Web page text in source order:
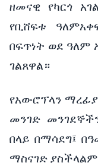
ዘመናዊ የካርጎ
የቢሸፍቱ
በፍጥነት ወደ ዓለም
ገልጸዋል።
የአውሮፕላን
መንገድ
በላይ በማሳደግ፤
ማስናገድ ያስችላልም